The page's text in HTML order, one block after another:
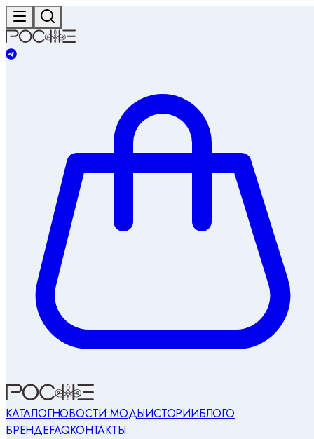
КАТАЛОГНОВОСТИ МОДЫИСТОРИИБЛОГО
БРЕНДЕFAQКОНТАКТЫ